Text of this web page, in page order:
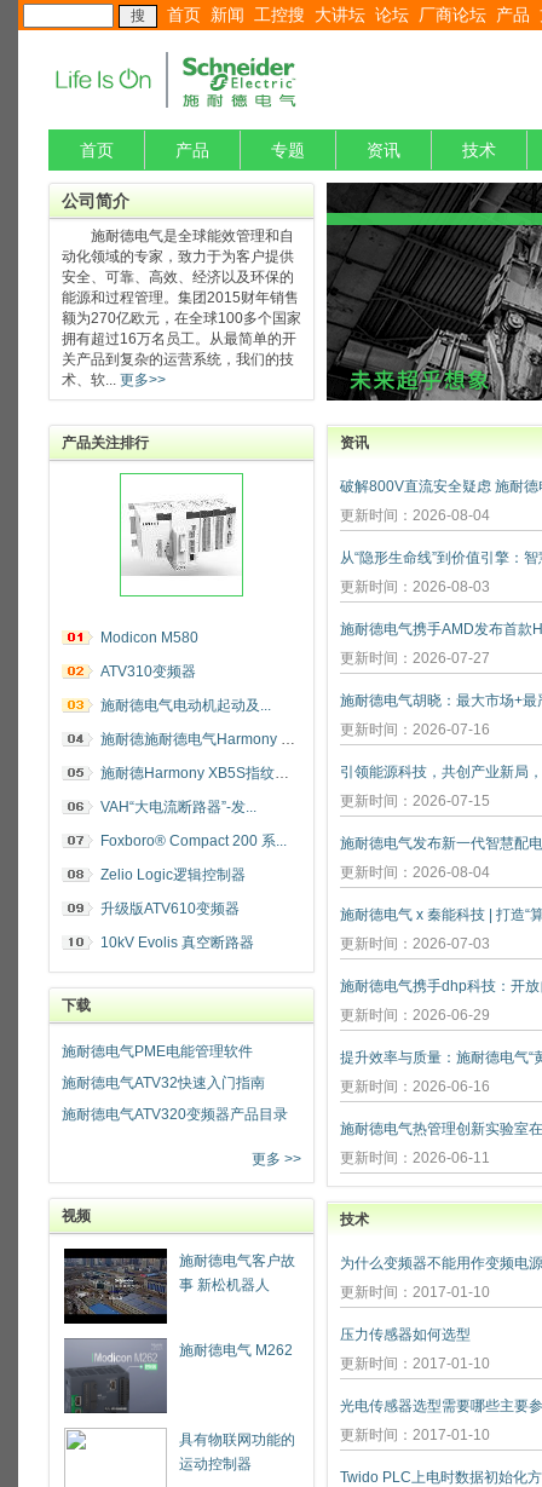
首页 新闻 工控搜 大讲坛 论坛 厂商论坛 产品
首页 产品 专题 资讯 技术
公司简介
施耐德电气是全球能效管理和自
动化领域的专家，致力于为客户提供
安全、可靠、高效、经济以及环保的
能源和过程管理。集团2015财年销售
额为270亿欧元，在全球100多个国家
拥有超过16万名员工。从最简单的开
关产品到复杂的运营系统，我们的技
术、软... 更多>>
产品关注排行
Modicon M580
ATV310变频器
施耐德电气电动机起动及...
施耐德施耐德电气Harmony 指纹开关
施耐德Harmony XB5S指纹识别开关
VAH“大电流断路器”-发...
Foxboro® Compact 200 系...
Zelio Logic逻辑控制器
升级版ATV610变频器
10kV Evolis 真空断路器
下载
施耐德电气PME电能管理软件
施耐德电气ATV32快速入门指南
施耐德电气ATV320变频器产品目录
更多 >>
视频
施耐德电气客户故
事 新松机器人
施耐德电气 M262
具有物联网功能的
运动控制器
资讯
更新时间：2026-08-04
更新时间：2026-08-03
施耐德电气携手AMD发布首款
更新时间：2026-07-27
更新时间：2026-07-16
更新时间：2026-07-15
施耐德电气发布新一代智慧配
更新时间：2026-08-04
施耐德电气 x 秦能科技 | 打造“
更新时间：2026-07-03
更新时间：2026-06-29
更新时间：2026-06-16
更新时间：2026-06-11
技术
为什么变频器不能用作变频电
更新时间：2017-01-10
压力传感器如何选型
更新时间：2017-01-10
光电传感器选型需要哪些主要
更新时间：2017-01-10
Twido PLC上电时数据初始化